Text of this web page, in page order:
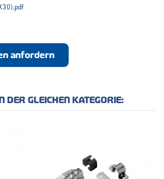
anfordern
DER GLEICHEN KATEGORIE: